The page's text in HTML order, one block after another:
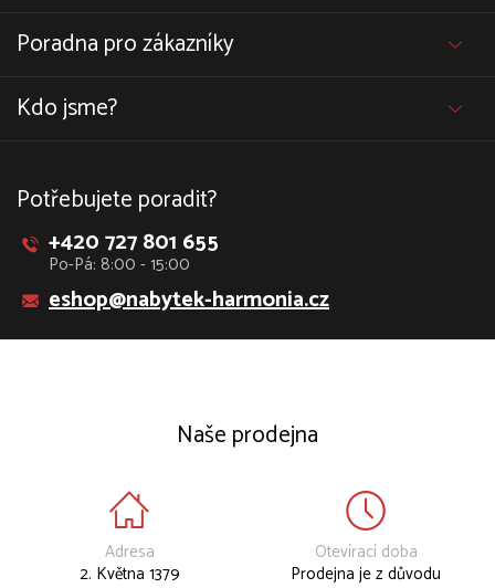
Poradna pro zákazníky
Kdo jsme?
Potřebujete poradit?
+420 727 801 655
Po-Pá: 8:00 - 15:00
eshop@nabytek-harmonia.cz
Naše prodejna
Adresa
2. Května 1379
Otevírací doba
Prodejna je z důvodu